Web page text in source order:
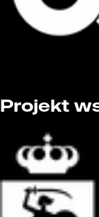
Projekt